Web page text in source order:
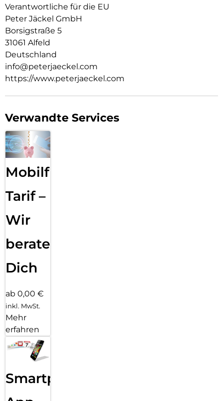
Verantwortliche für die EU
Peter Jäckel GmbH
Borsigstraße 5
31061 Alfeld
Deutschland
info@peterjaeckel.com
https://www.peterjaeckel.com
Verwandte Services
Mobilfunk
Tarif –
Wir
beraten
Dich
ab 0,00 €
inkl. MwSt.
Mehr
erfahren
Smartphone